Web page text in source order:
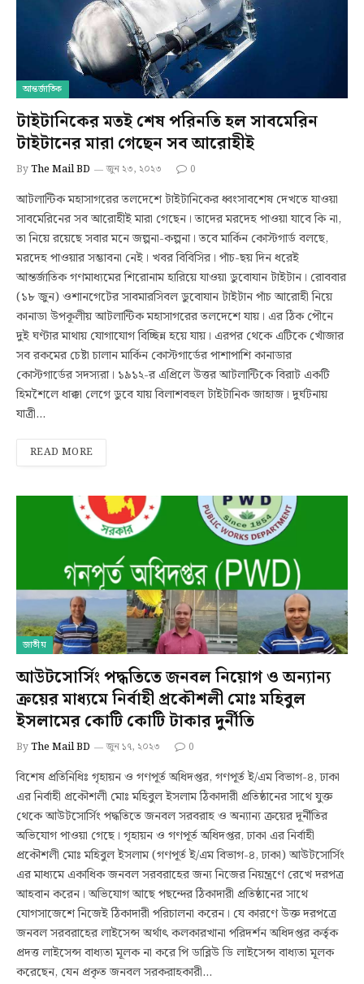
আন্তর্জাতিক
টাইটানিকের মতই শেষ পরিনতি হল সাবমেরিন
টাইটানের মারা গেছেন সব আরোহীই
ByThe Mail BD জুন ২৩, ২০২৩ 0
আটলান্টিক মহাসাগরের তলদেশে টাইটানিকের ধ্বংসাবশেষ দেখতে যাওয়া
সাবমেরিনের সব আরোহীই মারা গেছেন। তাদের মরদেহ পাওয়া যাবে কি না,
তা নিয়ে রয়েছে সবার মনে জল্পনা-কল্পনা। তবে মার্কিন কোস্টগার্ড বলছে,
মরদেহ পাওয়ার সম্ভাবনা নেই। খবর বিবিসির। পাঁচ-ছয় দিন ধরেই
আন্তর্জাতিক গণমাধ্যমের শিরোনাম হারিয়ে যাওয়া ডুবোযান টাইটান। রোববার
(১৮ জুন) ওশানগেটের সাবমারসিবল ডুবোযান টাইটান পাঁচ আরোহী নিয়ে
কানাডা উপকূলীয় আটলান্টিক মহাসাগরের তলদেশে যায়। এর ঠিক পৌনে
দুই ঘণ্টার মাথায় যোগাযোগ বিচ্ছিন্ন হয়ে যায়। এরপর থেকে এটিকে খোঁজার
সব রকমের চেষ্টা চালান মার্কিন কোস্টগার্ডের পাশাপাশি কানাডার
কোস্টগার্ডের সদস্যরা। ১৯১২-র এপ্রিলে উত্তর আটলান্টিকে বিরাট একটি
হিমশৈলে ধাক্কা লেগে ডুবে যায় বিলাশবহুল টাইটানিক জাহাজ। দুর্ঘটনায়
যাত্রী…
READ MORE
জাতীয়
আউটসোর্সিং পদ্ধতিতে জনবল নিয়োগ ও অন্যান্য
ক্রয়ের মাধ্যমে নির্বাহী প্রকৌশলী মোঃ মহিবুল
ইসলামের কোটি কোটি টাকার দুর্নীতি
ByThe Mail BD জুন ১৭, ২০২৩ 0
বিশেষ প্রতিনিধিঃ গৃহায়ন ও গণপূর্ত অধিদপ্তর, গণপূর্ত ই/এম বিভাগ-৪, ঢাকা
এর নির্বাহী প্রকৌশলী মোঃ মহিবুল ইসলাম ঠিকাদারী প্রতিষ্ঠানের সাথে যুক্ত
থেকে আউটসোর্সিং পদ্ধতিতে জনবল সরবরাহ ও অন্যান্য ক্রয়ের দূর্নীতির
অভিযোগ পাওয়া গেছে। গৃহায়ন ও গণপূর্ত অধিদপ্তর, ঢাকা এর নির্বাহী
প্রকৌশলী মোঃ মহিবুল ইসলাম (গণপূর্ত ই/এম বিভাগ-৪, ঢাকা) আউটসোর্সিং
এর মাধ্যমে একাধিক জনবল সরবরাহের জন্য নিজের নিয়ন্ত্রণে রেখে দরপত্র
আহবান করেন। অভিযোগ আছে পছন্দের ঠিকাদারী প্রতিষ্ঠানের সাথে
যোগসাজেশে নিজেই ঠিকাদারী পরিচালনা করেন। যে কারণে উক্ত দরপত্রে
জনবল সরবরাহের লাইসেন্স অর্থাৎ কলকারখানা পরিদর্শন অধিদপ্তর কর্তৃক
প্রদত্ত লাইসেন্স বাধ্যতা মূলক না করে পি ডাব্লিউ ডি লাইসেন্স বাধ্যতা মূলক
করেছেন, যেন প্রকৃত জনবল সরকরাহকারী…